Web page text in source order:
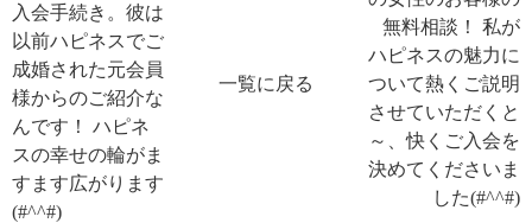
入会手続き。彼は
以前ハピネスでご
成婚された元会員
様からのご紹介な
んです！ ハピネ
スの幸せの輪がま
すます広がります
(#^^#)
一覧に戻る
無料相談！ 私が
ハピネスの魅力に
ついて熱くご説明
させていただくと
～、快くご入会を
決めてくださいま
した(#^^#)